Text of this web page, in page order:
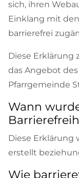
sich, ihren
Einklang mit
barrierefrei
Diese Erklärung
das Angebot
Pfarrgemeinde
Wann
Diese Erklärung
erstellt
Wie